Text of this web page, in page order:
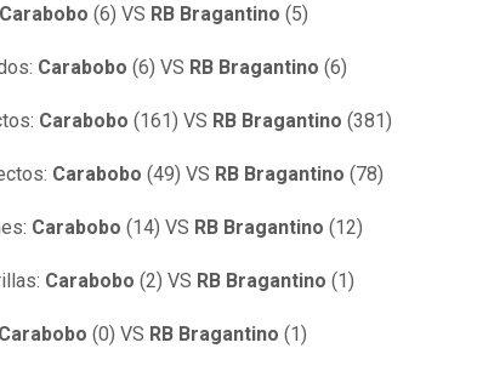
Carabobo (6) VS RB Bragantino (5)
Carabobo (6) VS RB Bragantino (6)
Carabobo (161) VS RB Bragantino (381)
Carabobo (49) VS RB Bragantino (78)
Carabobo (14) VS RB Bragantino (12)
Carabobo (2) VS RB Bragantino (1)
Carabobo (0) VS RB Bragantino (1)